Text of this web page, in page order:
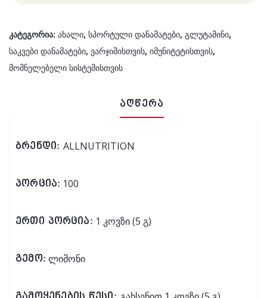
კატეგორია: ახალი, სპორტული დანამატები, გლუტამინი,
საკვები დანამატები, ვარჯიშისთვის, იმუნიტეტისთვის,
მომნელებელი სისტემისთვის
აღწერა
ბრენდი:ALLNUTRITION
პორცია: 100
ერთი პორცია: 1 კოვზი (5 გ)
გემო: ლიმონი